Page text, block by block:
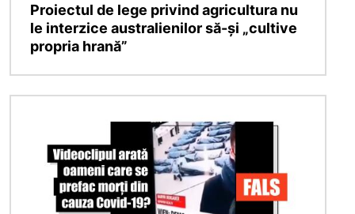
Proiectul de lege privind agricultura nu
le interzice australienilor să-și „cultive
propria hrană”